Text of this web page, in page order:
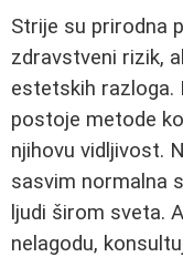
Strije su prirodna
zdravstveni rizik,
estetskih razloga.
postoje metode
njihovu vidljivost.
sasvim normalna
ljudi širom sveta.
nelagodu,